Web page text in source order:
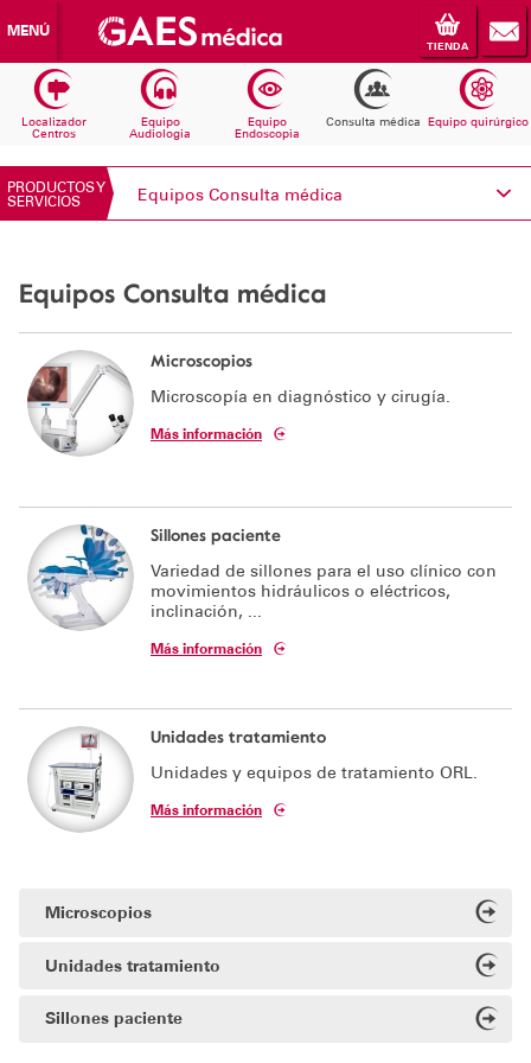
MENÚ
TIENDA
Localizador
Centros
Equipo
Audiologia
Equipo
Endoscopia
Consulta médica Equipo quirúrgico
PRODUCTOS Y
SERVICIOS
Equipos Consulta médica
Equipos Audiología
Equipos Endoscopia
Equipos Consulta médica
Solicita información
Soporte técnico
Equipos Consulta médica
Microscopios
Microscopía en diagnóstico y cirugía.
Más información
Sillones paciente
Variedad de sillones para el uso clínico con
movimientos hidráulicos o eléctricos,
inclinación, ...
Más información
Unidades tratamiento
Unidades y equipos de tratamiento ORL.
Más información
Microscopios
Unidades tratamiento
Sillones paciente